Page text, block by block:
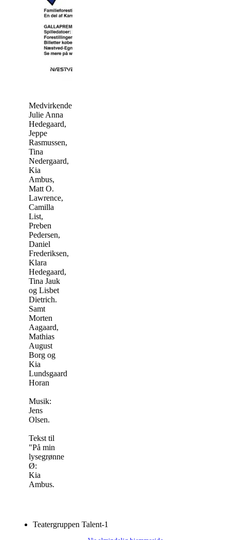
Medvirkende:
Julie Anna
Hedegaard,
Jeppe
Rasmussen,
Tina
Nedergaard,
Kia
Ambus,
Matt O.
Lawrence,
Camilla
List,
Preben
Pedersen,
Daniel
Frederiksen,
Klara
Hedegaard,
Tina Jauk
og Lisbet
Dietrich.
Samt
Morten
Aagaard,
Mathias
August
Borg og
Kia
Lundsgaard
Horan
Musik:
Jens
Olsen.
Tekst til
"På min
lysegrønne
Ø:
Kia
Ambus.
Teatergruppen Talent-1